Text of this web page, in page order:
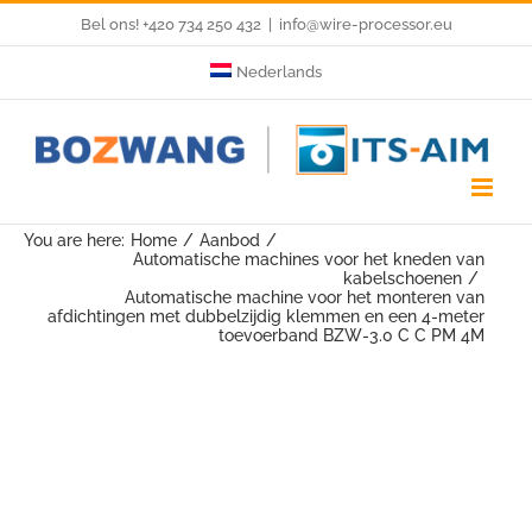
content
Bel ons! +420 734 250 432 info@wire-processor.eu
Nederlands
You are here: Home
Aanbod
Automatische machines voor het kneden van
kabelschoenen
Automatische machine voor het monteren van
afdichtingen met dubbelzijdig klemmen en een 4-meter
toevoerband BZW-3.0 C C PM 4M